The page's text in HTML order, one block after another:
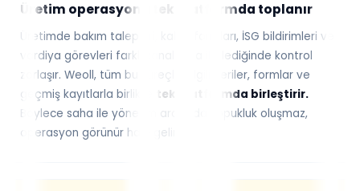
Üretim operasyonu tek platformda toplanır
Üretimde bakım talepleri, kalite formları, İSG bildirimleri ve
vardiya görevleri farklı kanallarda ilerlediğinde kontrol
zorlaşır. Weoll, tüm bu süreçleri ilgili veriler, formlar ve
geçmiş kayıtlarla birlikte
tek platformda birleştirir.
Böylece saha ile yönetim arasında kopukluk oluşmaz,
operasyon görünür hale gelir.